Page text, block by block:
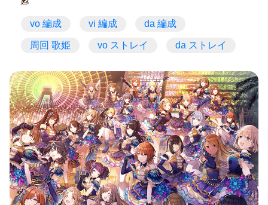
vo 編成 vi 編成 da 編成
周回 歌姫 vo ストレイ da ストレイ